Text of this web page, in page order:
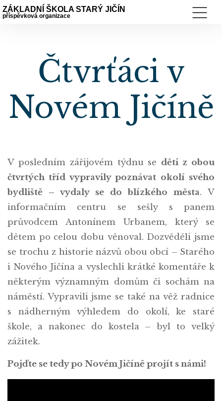
ZÁKLADNÍ ŠKOLA STARÝ JIČÍN
příspěvková organizace
Čtvrťáci v
Novém Jičíně
V posledním zářijovém týdnu se děti z obou
čtvrtých tříd vypravily poznávat okolí svého
bydliště – vydaly se do blízkého města. V
informačním centru se sešly s panem
průvodcem Antonínem Urbanem, který se
dětem po celou dobu věnoval. Dozvěděli jsme
se trochu z historie názvů obou obcí – Starého
i Nového Jičína a vyslechli krátké komentáře k
některým významným domům či sochám na
náměstí. Vypravili jsme se také na věž radnice
s nádherným výhledem do okolí, ke staré
škole, a nakonec do kostela – byl to velký
zážitek.
Pojďte se tedy po Novém Jičíně projít s námi!